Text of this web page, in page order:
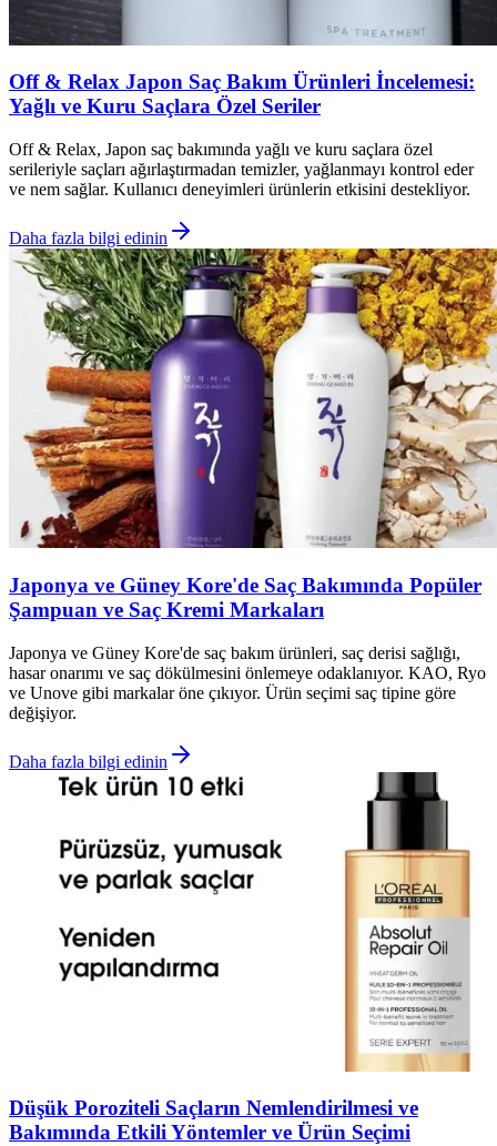
Off & Relax Japon Saç Bakım Ürünleri İncelemesi:
Yağlı ve Kuru Saçlara Özel Seriler
Off & Relax, Japon saç bakımında yağlı ve kuru saçlara özel
serileriyle saçları ağırlaştırmadan temizler, yağlanmayı kontrol eder
ve nem sağlar. Kullanıcı deneyimleri ürünlerin etkisini destekliyor.
Daha fazla bilgi edinin
Japonya ve Güney Kore'de Saç Bakımında Popüler
Şampuan ve Saç Kremi Markaları
Japonya ve Güney Kore'de saç bakım ürünleri, saç derisi sağlığı,
hasar onarımı ve saç dökülmesini önlemeye odaklanıyor. KAO, Ryo
ve Unove gibi markalar öne çıkıyor. Ürün seçimi saç tipine göre
değişiyor.
Daha fazla bilgi edinin
Düşük Poroziteli Saçların Nemlendirilmesi ve
Bakımında Etkili Yöntemler ve Ürün Seçimi